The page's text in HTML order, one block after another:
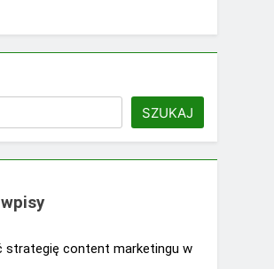
SZUKAJ
strategię content marketingu w